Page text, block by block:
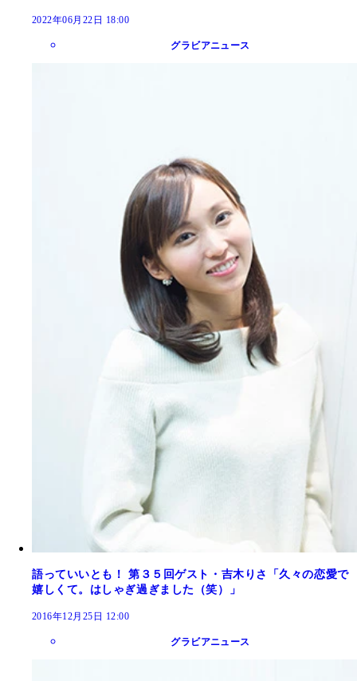
2022年06月22日 18:00
グラビアニュース
語っていいとも！ 第３５回ゲスト・吉木りさ「久々の恋愛で
嬉しくて。はしゃぎ過ぎました（笑）」
2016年12月25日 12:00
グラビアニュース